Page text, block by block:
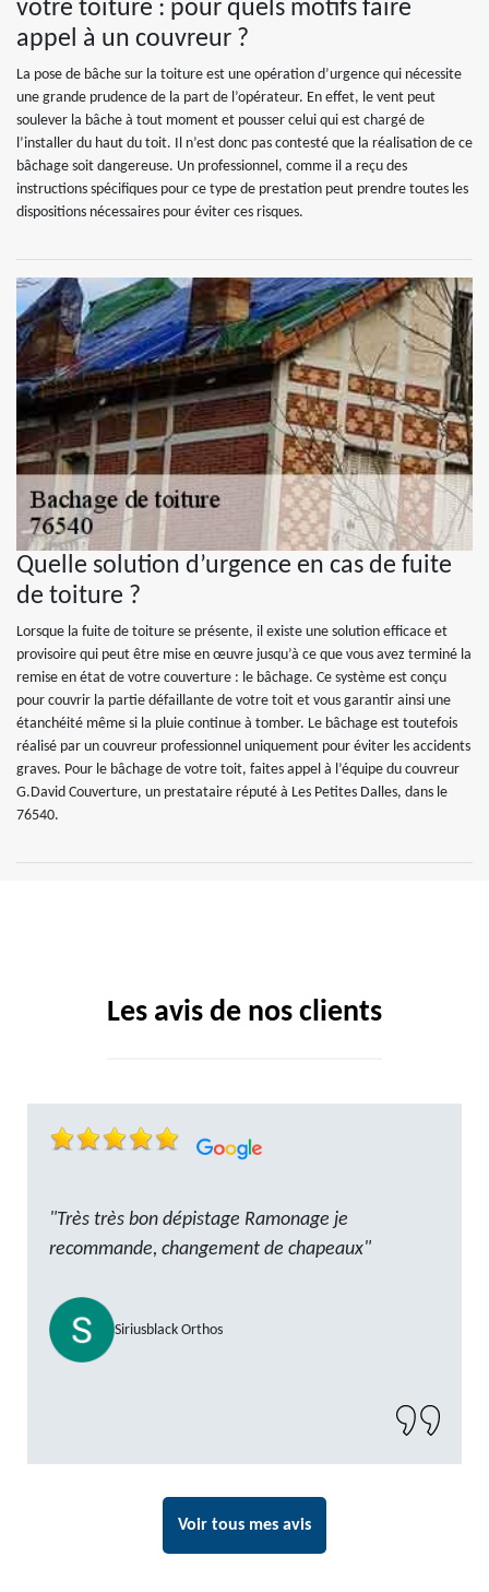
votre toiture : pour quels motifs faire
appel à un couvreur ?
La pose de bâche sur la toiture est une opération d’urgence qui nécessite
une grande prudence de la part de l’opérateur. En effet, le vent peut
soulever la bâche à tout moment et pousser celui qui est chargé de
l’installer du haut du toit. Il n’est donc pas contesté que la réalisation de ce
bâchage soit dangereuse. Un professionnel, comme il a reçu des
instructions spécifiques pour ce type de prestation peut prendre toutes les
dispositions nécessaires pour éviter ces risques.
Quelle solution d’urgence en cas de fuite
de toiture ?
Lorsque la fuite de toiture se présente, il existe une solution efficace et
provisoire qui peut être mise en œuvre jusqu’à ce que vous avez terminé la
remise en état de votre couverture : le bâchage. Ce système est conçu
pour couvrir la partie défaillante de votre toit et vous garantir ainsi une
étanchéité même si la pluie continue à tomber. Le bâchage est toutefois
réalisé par un couvreur professionnel uniquement pour éviter les accidents
graves. Pour le bâchage de votre toit, faites appel à l’équipe du couvreur
G.David Couverture, un prestataire réputé à Les Petites Dalles, dans le
76540.
Les avis de nos clients
"Très très bon dépistage Ramonage je
recommande, changement de chapeaux"
Siriusblack Orthos
Voir tous mes avis